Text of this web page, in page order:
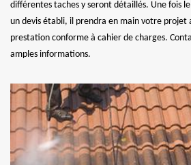
différentes taches y seront détaillés. Une fois
un devis établi, il prendra en main votre projet
prestation conforme à cahier de charges.
amples informations.